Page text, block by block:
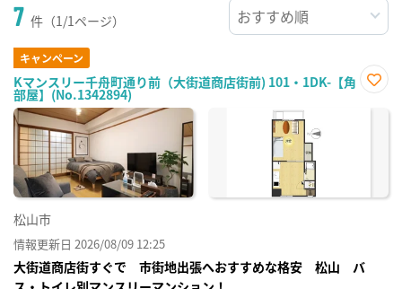
7 件（1/1ページ）
キャンペーン
Kマンスリー千舟町通り前（大街道商店街前) 101・1DK-【角
部屋】(No.1342894)
に入
松山市
情報更新日 2026/08/09 12:25
大街道商店街すぐで 市街地出張へおすすめな格安 松山 バ